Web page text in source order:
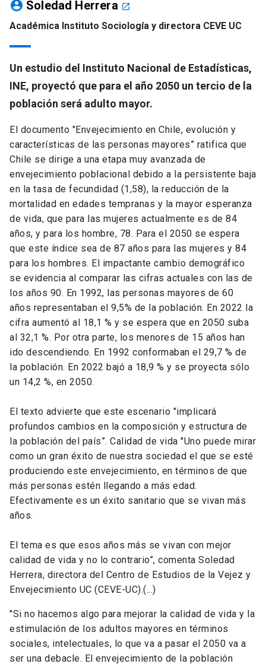
account_circle Soledad Herrera launch
Académica Instituto Sociología y directora CEVE UC
Un estudio del Instituto Nacional de Estadísticas,
INE, proyectó que para el año 2050 un tercio de la
población será adulto mayor.
El documento "Envejecimiento en Chile, evolución y
características de las personas mayores” ratifica que
Chile se dirige a una etapa muy avanzada de
envejecimiento poblacional debido a la persistente baja
en la tasa de fecundidad (1,58), la reducción de la
mortalidad en edades tempranas y la mayor esperanza
de vida, que para las mujeres actualmente es de 84
años, y para los hombre, 78. Para el 2050 se espera
que este índice sea de 87 años para las mujeres y 84
para los hombres. El impactante cambio demográfico
se evidencia al comparar las cifras actuales con las de
los años 90. En 1992, las personas mayores de 60
años representaban el 9,5% de la población. En 2022 la
cifra aumentó al 18,1 % y se espera que en 2050 suba
al 32,1 %. Por otra parte, los menores de 15 años han
ido descendiendo. En 1992 conformaban el 29,7 % de
la población. En 2022 bajó a 18,9 % y se proyecta sólo
un 14,2 %, en 2050.
El texto advierte que este escenario "implicará
profundos cambios en la composición y estructura de
la población del país”. Calidad de vida "Uno puede mirar
como un gran éxito de nuestra sociedad el que se esté
produciendo este envejecimiento, en términos de que
más personas estén llegando a más edad.
Efectivamente es un éxito sanitario que se vivan más
años.
El tema es que esos años más se vivan con mejor
calidad de vida y no lo contrario”, comenta Soledad
Herrera, directora del Centro de Estudios de la Vejez y
Envejecimiento UC (CEVE-UC).(...)
"Si no hacemos algo para mejorar la calidad de vida y la
estimulación de los adultos mayores en términos
sociales, intelectuales, lo que va a pasar el 2050 va a
ser una debacle. El envejecimiento de la población